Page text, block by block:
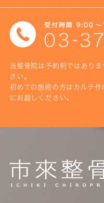
当整骨院は予約制ではあり
さい。
初めての施術の方はカルテ
にお越しください。